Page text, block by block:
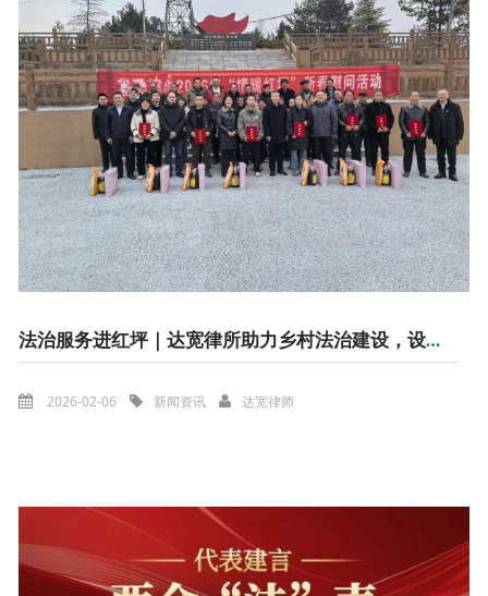
法治服务进红坪｜达宽律所助力乡村法治建设，设立村级法律援助服务站
2026-02-06 新闻资讯 达宽律师